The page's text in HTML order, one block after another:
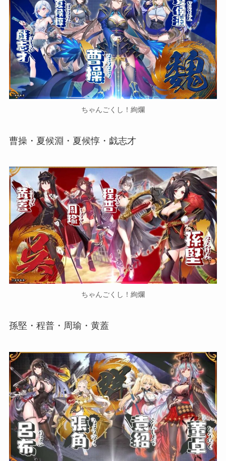
ちゃんごくし！絢爛
曹操・夏候淵・夏候惇・戯志才
ちゃんごくし！絢爛
孫堅・程普・周瑜・黄蓋